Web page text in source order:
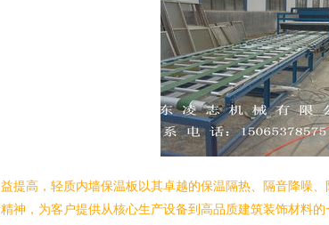
提高，轻质内墙保温板以其卓越的保温隔热、隔音降噪
神，为客户提供从核心生产设备到高品质建筑装饰材料